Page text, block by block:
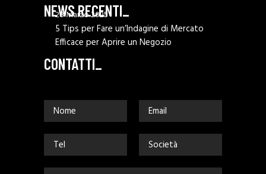
NEWS RECENTI_
28 Marzo 2025
5 Tips per Fare un’Indagine di Mercato
Efficace per Aprire un Negozio
CONTATTI_